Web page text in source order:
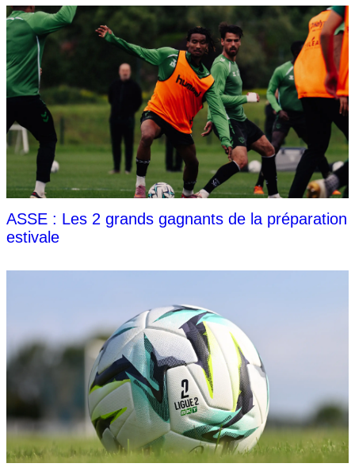
ASSE : Les 2 grands gagnants de la préparation
estivale